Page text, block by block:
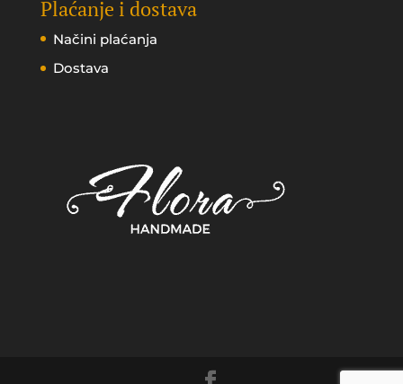
Plaćanje i dostava
Načini plaćanja
Dostava